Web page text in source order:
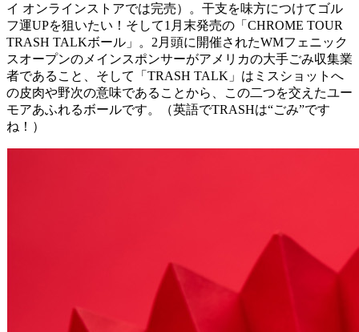
イ オンラインストアでは完売）。干支を味方につけてゴル
フ運UPを狙いたい！そして1月末発売の「CHROME TOUR
TRASH TALKボール」。2月頭に開催されたWMフェニック
スオープンのメインスポンサーがアメリカの大手ごみ収集業
者であること、そして「TRASH TALK」はミスショットへ
の皮肉や野次の意味であることから、この二つを交えたユー
モアあふれるボールです。（英語でTRASHは“ごみ”です
ね！）